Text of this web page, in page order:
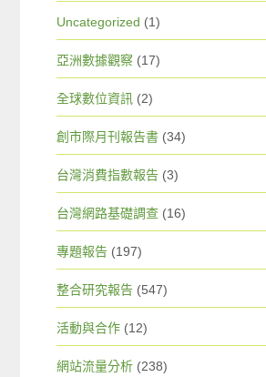
Uncategorized (1)
亞洲數據觀察 (17)
全球數位資訊 (2)
創市際月刊報告書 (34)
台灣消費指數報告 (3)
台灣網路基礎調查 (16)
專題報告 (197)
整合研究報告 (547)
活動與合作 (12)
網站流量分析 (238)